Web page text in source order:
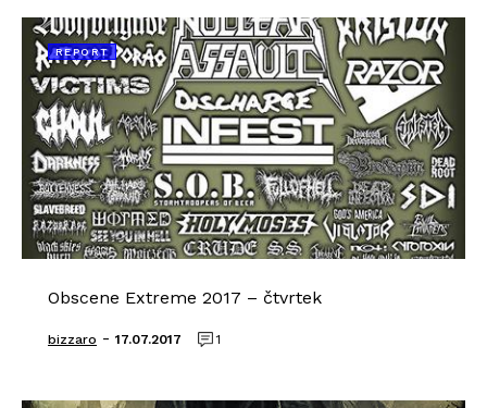
REPORT
Obscene Extreme 2017 – čtvrtek
bizzaro - 17.07.2017 1